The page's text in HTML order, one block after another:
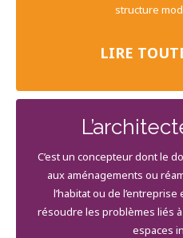
structure
LIRE
C’est un concepteur dont le
aux aménagements ou
l’habitat ou de
résoudre les problèmes liés
espaces